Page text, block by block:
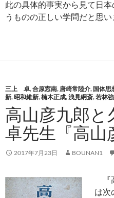
此の具体的事実から見て日
うものの正しい学問だと思い
三上 卓,合原窓南, 唐崎常陸介, 国体思
新,昭和維新,楠木正成,浅見絅斎,若林
高山彦九郎
卓先生『高山
2017年7月23日 BOUNAN1
『
は次